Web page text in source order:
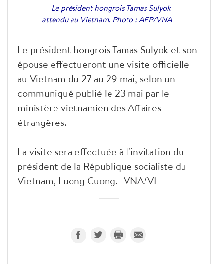
Le président hongrois Tamas Sulyok
attendu au Vietnam. Photo : AFP/VNA
Le président hongrois Tamas Sulyok et son
épouse effectueront une visite officielle
au Vietnam du 27 au 29 mai, selon un
communiqué publié le 23 mai par le
ministère vietnamien des Affaires
étrangères.
La visite sera effectuée à l'invitation du
président de la République socialiste du
Vietnam, Luong Cuong. -VNA/VI